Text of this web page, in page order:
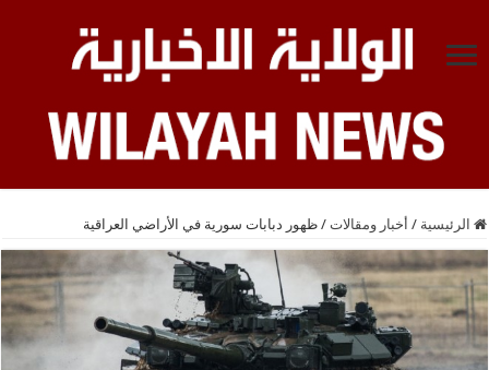
الرئيسية / أخبار ومقالات / ظهور دبابات سورية في الأراضي العراقية